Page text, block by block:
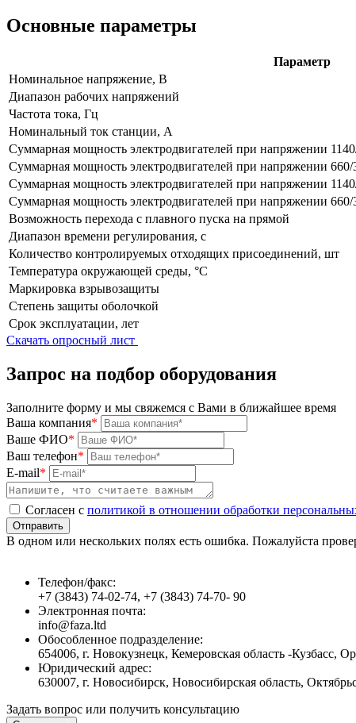
Основные параметры
Параметр
Номинальное напряжение, В
Диапазон рабочих напряжений
Частота тока, Гц
Номинальный ток станции, А
Суммарная мощность электродвигателей при напряжении
Суммарная мощность электродвигателей при напряжении
Суммарная мощность электродвигателей при напряжении
Суммарная мощность электродвигателей при напряжении
Возможность перехода с плавного пуска на прямой
Диапазон времени регулирования, с
Количество контролируемых отходящих присоединений, шт
Температура окружающей среды, °С
Маркировка взрывозащиты
Степень защиты оболочкой
Срок эксплуатации, лет
Скачать опросный лист
Запрос на подбор оборудования
Заполните форму и мы свяжемся с Вами в ближайшее время
Ваша компания*
Ваше ФИО*
Ваш телефон*
E-mail*
Согласен с политикой в отношении обработки
Отправить
В одном или нескольких полях есть ошибка. Пожалуйста
Телефон/факс:
+7 (3843) 74-02-74, +7 (3843) 74-70- 90
Электронная почта:
info@faza.ltd
Обособленное подразделение:
654006, г. Новокузнецк, Кемеровская область -Кузбасс,
Юридический адрес:
630007, г. Новосибирск, Новосибирская область,
Задать вопрос или получить консультацию